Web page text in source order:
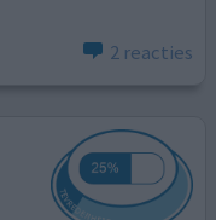
2 reacties